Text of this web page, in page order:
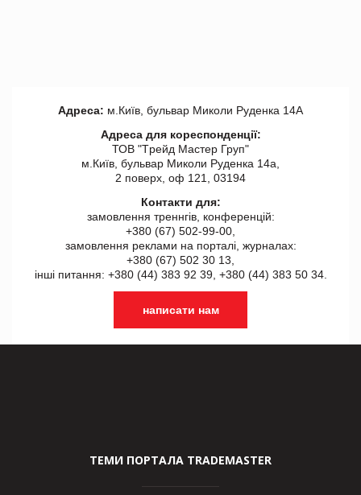
Адреса: м.Київ, бульвар Миколи Руденка 14А
Адреса для кореспонденції:
ТОВ "Tрейд Мастер Груп"
м.Київ, бульвар Миколи Руденка 14а,
2 поверх, оф 121, 03194
Контакти для:
замовлення треннгів, конференцій:
+380 (67) 502-99-00,
замовлення реклами на порталі, журналах:
+380 (67) 502 30 13,
інші питання: +380 (44) 383 92 39, +380 (44) 383 50 34.
написати нам
ТЕМИ ПОРТАЛА TRADEMASTER